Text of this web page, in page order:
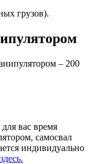
грузов).
– 200
вас время
самосвал
индивидуально